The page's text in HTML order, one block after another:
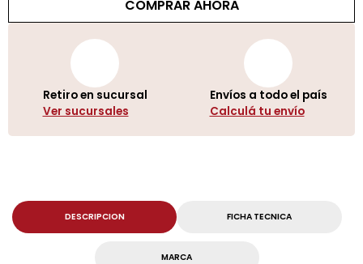
COMPRAR AHORA
Retiro en sucursal
Ver sucursales
Envíos a todo el país
Calculá tu envío
DESCRIPCION FICHA TECNICA
MARCA